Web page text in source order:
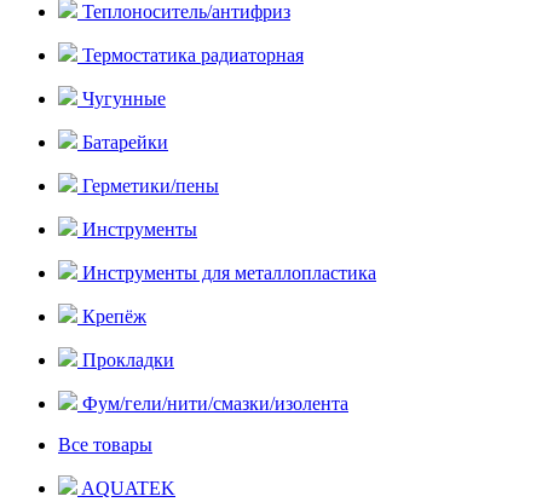
Теплоноситель/антифриз
Термостатика радиаторная
Чугунные
Батарейки
Герметики/пены
Инструменты
Инструменты для металлопластика
Крепёж
Прокладки
Фум/гели/нити/смазки/изолента
Все товары
AQUATEK